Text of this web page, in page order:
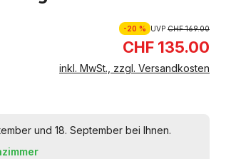
-20 % UVP CHF 169.00
CHF 135.00
inkl. MwSt., zzgl. Versandkosten
und 18. September bei Ihnen.